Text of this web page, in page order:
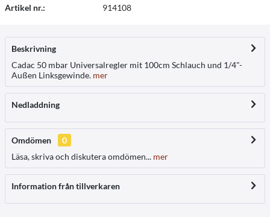
Artikel nr.: 914108
Beskrivning
Cadac 50 mbar Universalregler mit 100cm Schlauch und 1/4"-
Außen Linksgewinde. mer
Nedladdning
Omdömen
0
Läsa, skriva och diskutera omdömen... mer
Information från tillverkaren